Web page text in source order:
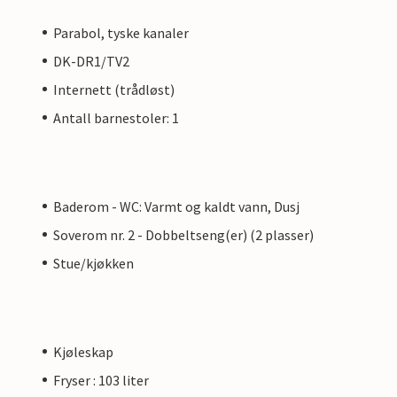
Parabol, tyske kanaler
DK-DR1/TV2
Internett (trådløst)
Antall barnestoler: 1
Baderom - WC: Varmt og kaldt vann, Dusj
Soverom nr. 2 - Dobbeltseng(er) (2 plasser)
Stue/kjøkken
Kjøleskap
Fryser : 103 liter